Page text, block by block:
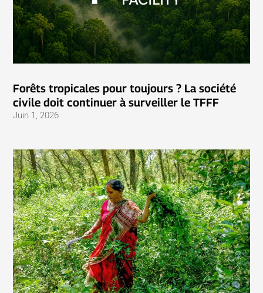
Forêts tropicales pour toujours ? La société
civile doit continuer à surveiller le TFFF
Juin 1, 2026